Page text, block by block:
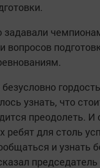
задавали
вопросов
узнать, что
преодолеть.
ребят для столь
и узнать